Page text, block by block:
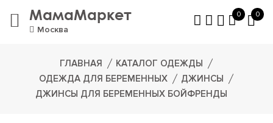
МамаМаркет
Москва
0 0
ГЛАВНАЯ
КАТАЛОГ ОДЕЖДЫ
ОДЕЖДА ДЛЯ БЕРЕМЕННЫХ
ДЖИНСЫ
ДЖИНСЫ ДЛЯ БЕРЕМЕННЫХ БОЙФРЕНДЫ